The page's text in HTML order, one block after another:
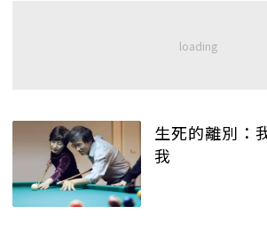
生死的離別：
我